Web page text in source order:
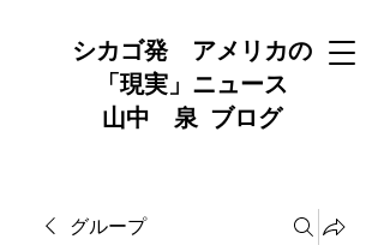
シカゴ発 アメリカの
「現実」ニュース
山中 泉 ブログ
グループ